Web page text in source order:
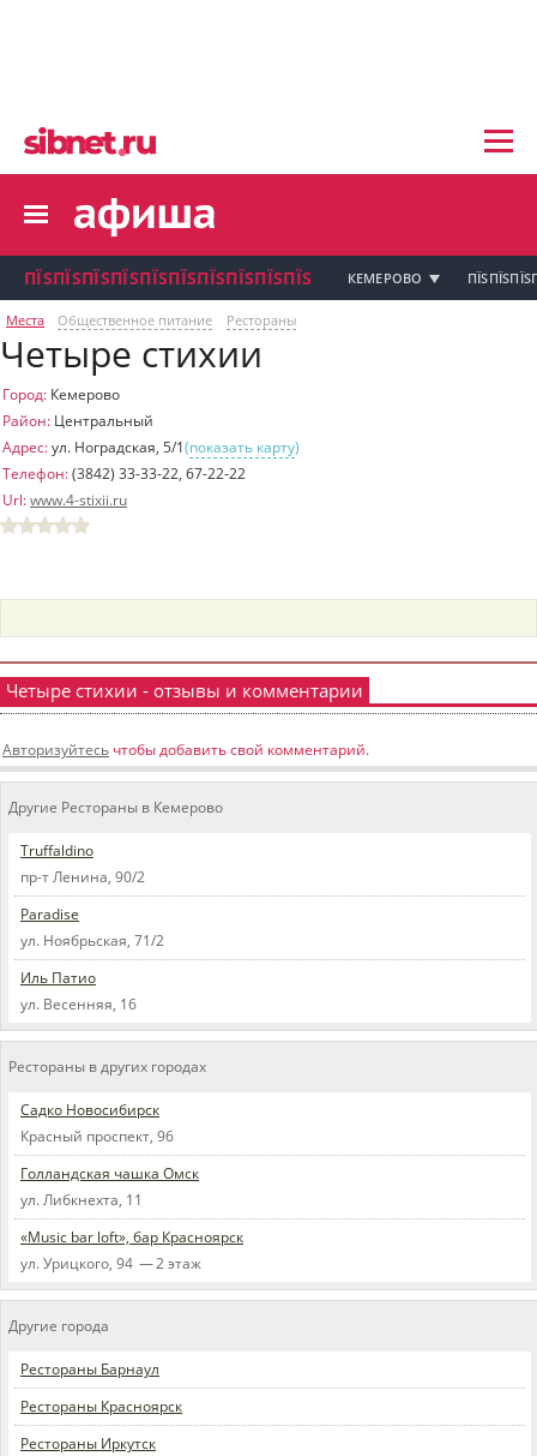
пїЅпїЅпїЅпїЅпїЅпїЅпїЅпїЅ
пїЅпїЅпїЅпїЅпїЅпїЅпїЅ
пїЅпїЅпїЅ пїЅпїЅпїЅпїЅпїЅпїЅпїЅ пїЅпїЅ
пїЅпїЅпїЅпїЅпїЅ
пїЅпїЅпїЅ пїЅпїЅпїЅпїЅпїЅпїЅпїЅ
пїЅпїЅпїЅ пїЅпїЅпїЅпїЅпїЅпїЅпїЅ
пїЅпїЅпїЅ
пїЅпїЅпїЅпїЅпїЅпїЅпїЅпїЅпїЅ
пїЅпїЅпїЅ пїЅпїЅпїЅпїЅпїЅ
пїЅпїЅпїЅ пїЅпїЅпїЅпїЅпїЅпїЅ
пїЅпїЅпїЅпїЅпїЅпїЅпїЅпїЅпїЅпїЅ
пїЅпїЅпїЅ пїЅпїЅпїЅпїЅпїЅпїЅпїЅ
пїЅпїЅпїЅ пїЅпїЅпїЅпїЅпїЅпїЅпїЅ
пїЅпїЅпїЅ
пїЅпїЅпїЅ
пїЅпїЅпїЅ пїЅпїЅпїЅпїЅпїЅ
пїЅпїЅпїЅ пїЅпїЅпїЅпїЅпїЅпїЅ
ПЇЅПЇЅПЇЅПЇЅПЇЅПЇЅПЇЅПЇЅПЇЅПЇЅ КЕМЕРОВО
Места Общественное питание Рестораны
Четыре стихии
Город: Кемерово
Район: Центральный
Адрес:ул. Ноградская, 5/1(показать карту)
Телефон:(3842) 33-33-22, 67-22-22
Url:www.4-stixii.ru
Четыре стихии - отзывы и комментарии
Авторизуйтесь чтобы добавить свой комментарий.
Другие Рестораны в Кемерово
Truffaldino
пр-т Ленина, 90/2
Paradise
ул. Ноябрьская, 71/2
Иль Патио
ул. Весенняя, 16
Рестораны в других городах
Садко Новосибирск
Красный проспект, 96
Голландская чашка Омск
ул. Либкнехта, 11
«Music bar loft», бар Красноярск
ул. Урицкого, 94 — 2 этаж
Другие города
Рестораны Барнаул
Рестораны Красноярск
Рестораны Иркутск